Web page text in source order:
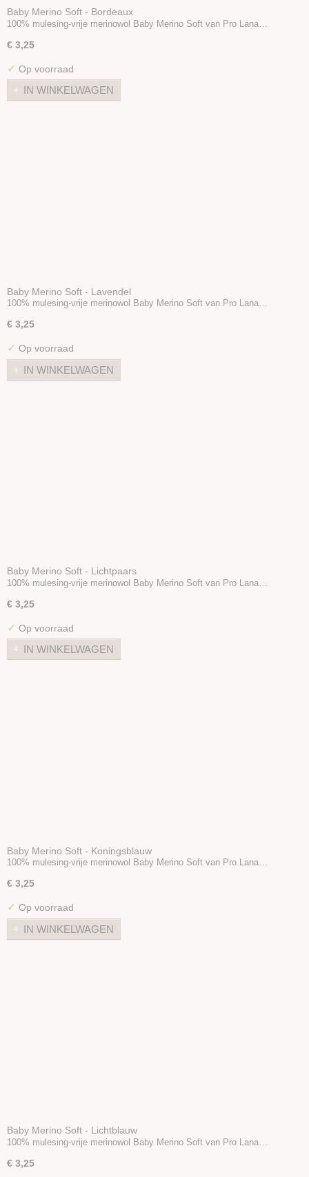
Baby Merino Soft - Bordeaux
100% mulesing-vrije merinowol Baby Merino Soft van Pro Lana…
€ 3,25
✓ Op voorraad
IN WINKELWAGEN
Baby Merino Soft - Lavendel
100% mulesing-vrije merinowol Baby Merino Soft van Pro Lana…
€ 3,25
✓ Op voorraad
IN WINKELWAGEN
Baby Merino Soft - Lichtpaars
100% mulesing-vrije merinowol Baby Merino Soft van Pro Lana…
€ 3,25
✓ Op voorraad
IN WINKELWAGEN
Baby Merino Soft - Koningsblauw
100% mulesing-vrije merinowol Baby Merino Soft van Pro Lana…
€ 3,25
✓ Op voorraad
IN WINKELWAGEN
Baby Merino Soft - Lichtblauw
100% mulesing-vrije merinowol Baby Merino Soft van Pro Lana…
€ 3,25